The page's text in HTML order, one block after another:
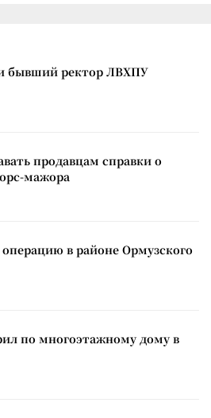
бывший ректор ЛВХПУ
продавцам справки о
мажора
в районе Ормузского
по многоэтажному дому в